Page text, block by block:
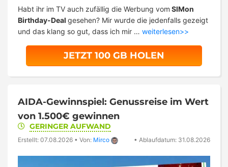
Habt ihr im TV auch zufällig die Werbung vom SIMon
Birthday-Deal gesehen? Mir wurde die jedenfalls gezeigt
und das klang so gut, dass ich mir … weiterlesen>>
JETZT 100 GB HOLEN
AIDA-Gewinnspiel: Genussreise im Wert
von 1.500€ gewinnen
GERINGER AUFWAND
Erstellt: 07.08.2026 • Von: Mirco • Ablaufdatum: 31.08.2026